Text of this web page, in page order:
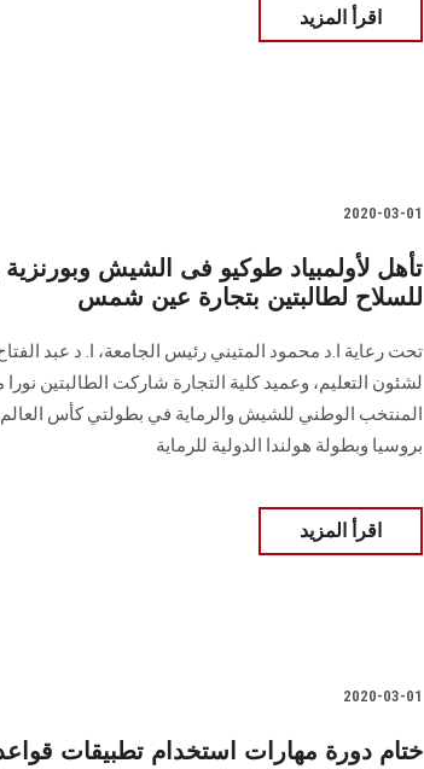
اقرأ المزيد
2020-03-01
تأهل لأولمبياد طوكيو فى الشيش وبورنزية
للسلاح لطالبتين بتجارة عين شمس
تحت رعاية ا.د محمود المتيني رئيس الجامعة، ا. د عبد
لشئون التعليم، وعميد كلية التجارة شاركت الطالبتين
المنتخب الوطني للشيش والرماية في بطولتي كأس
بروسيا وبطولة هولندا الدولية للرماية
اقرأ المزيد
2020-03-01
ختام دورة مهارات استخدام تطبيقات قواعد